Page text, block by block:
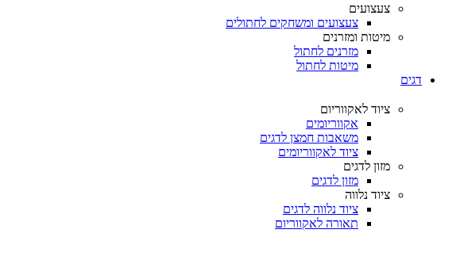
צעצועים
צעצועים ומשחקים לחתולים
מיטות ומזרנים
מזרנים לחתול
מיטות לחתול
דגים
ציוד לאקווריום
אקווריומים
משאבות חמצן לדגים
ציוד לאקווריומים
מזון לדגים
מזון לדגים
ציוד נלווה
ציוד נלווה לדגים
תאורה לאקווריום